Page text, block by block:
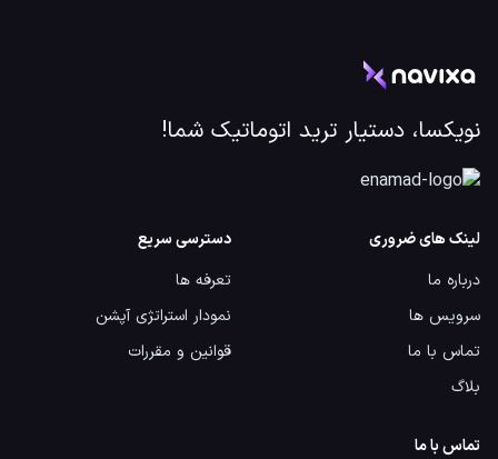
نویکسا، دستیار ترید اتوماتیک شما!
لینک های ضروری
درباره ما
سرویس ها
تماس با ما
بلاگ
دسترسی سریع
تعرفه ها
نمودار استراتژی آپشن
قوانین و مقررات
تماس با ما